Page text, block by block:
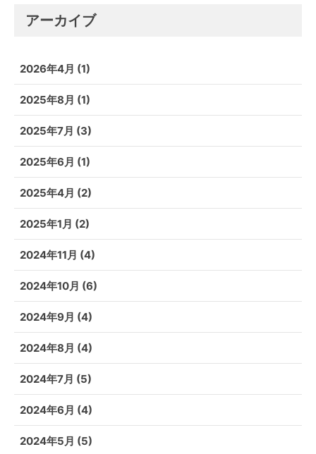
アーカイブ
2026年4月 (1)
2025年8月 (1)
2025年7月 (3)
2025年6月 (1)
2025年4月 (2)
2025年1月 (2)
2024年11月 (4)
2024年10月 (6)
2024年9月 (4)
2024年8月 (4)
2024年7月 (5)
2024年6月 (4)
2024年5月 (5)